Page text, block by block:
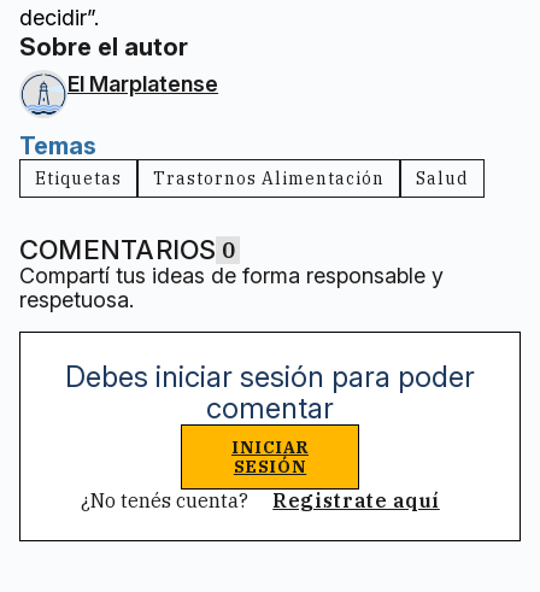
decidir”.
Sobre el autor
El Marplatense
Temas
Etiquetas Trastornos Alimentación Salud
COMENTARIOS 0
Compartí tus ideas de forma responsable y
respetuosa.
Debes iniciar sesión para poder
comentar
INICIAR
SESIÓN
¿No tenés cuenta? Registrate aquí